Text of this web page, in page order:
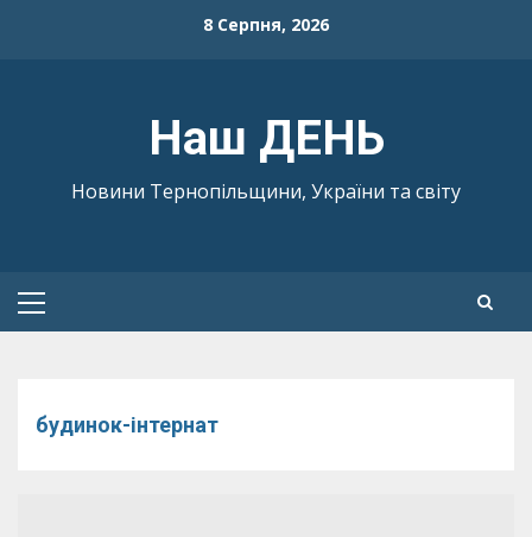
8 Серпня, 2026
Наш ДЕНЬ
Новини Тернопільщини, України та світу
Primary
будинок-інтернат